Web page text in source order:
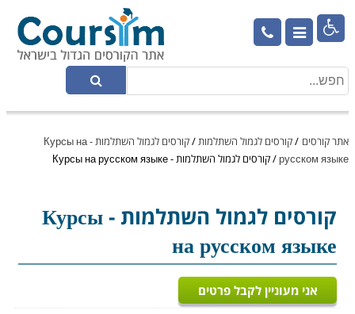

אתר קורסים /קורסים לגמול השתלמות/
קורסים לגמול השתלמות - Курсы на
русском языке
/קורסים לגמול השתלמות - Курсы на русском языке
קורסים לגמול השתלמות
- Курсы
на русском языке
אני מעוניין לקבל פרטים